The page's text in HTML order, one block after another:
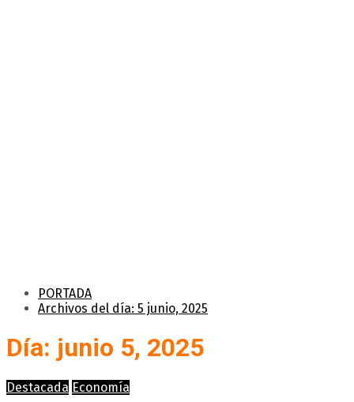
PORTADA
Archivos del día: 5 junio, 2025
Día: junio 5, 2025
Destacada Economía